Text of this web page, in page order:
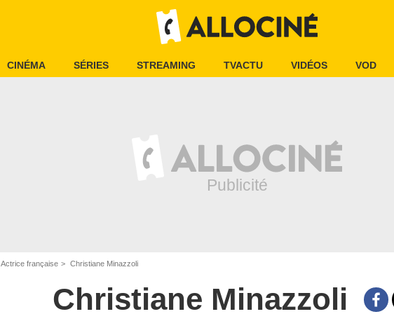
CINÉMA SÉRIES STREAMING TVACTU VIDÉOS VOD
Actrice française Christiane Minazzoli
Christiane Minazzoli